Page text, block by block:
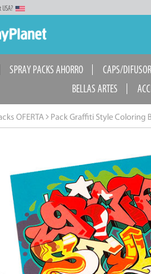
USA?
SPRAY PACKS AHORRO CAPS/
BELLAS ARTES
OFERTA Pack Graffiti Style Coloring